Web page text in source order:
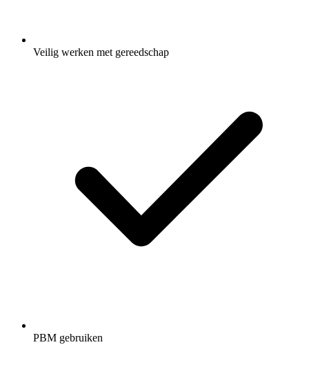
Veilig werken met gereedschap
PBM gebruiken